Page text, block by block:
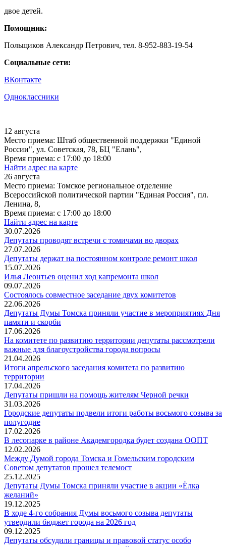
двое детей.
Помощник:
Польщиков Александр Петрович, тел. 8-952-883-19-54
Социальные сети:
ВКонтакте
Одноклассники
12 августа
Место приема: Штаб общественной поддержки "Единой
России", ул. Советская, 78, БЦ "Елань",
Время приема: с 17:00 до 18:00
Найти адрес на карте
26 августа
Место приема: Томское региональное отделение
Всероссийской политической партии "Единая Россия", пл.
Ленина, 8,
Время приема: с 17:00 до 18:00
Найти адрес на карте
30.07.2026
Депутаты проводят встречи с томичами во дворах
27.07.2026
Депутаты держат на постоянном контроле ремонт школ
15.07.2026
Илья Леонтьев оценил ход капремонта школ
09.07.2026
Состоялось совместное заседание двух комитетов
22.06.2026
Депутаты Думы Томска приняли участие в мероприятиях Дня
памяти и скорби
17.06.2026
На комитете по развитию территории депутаты рассмотрели
важные для благоустройства города вопросы
21.04.2026
Итоги апрельского заседания комитета по развитию
территории
17.04.2026
Депутаты пришли на помощь жителям Черной речки
31.03.2026
Городские депутаты подвели итоги работы восьмого созыва за
полугодие
17.02.2026
В лесопарке в районе Академгородка будет создана ООПТ
12.02.2026
Между Думой города Томска и Гомельским городским
Советом депутатов прошел телемост
25.12.2025
Депутаты Думы Томска приняли участие в акции «Ёлка
желаний»
19.12.2025
В ходе 4-го собрания Думы восьмого созыва депутаты
утвердили бюджет города на 2026 год
09.12.2025
Депутаты обсудили границы и правовой статус особо